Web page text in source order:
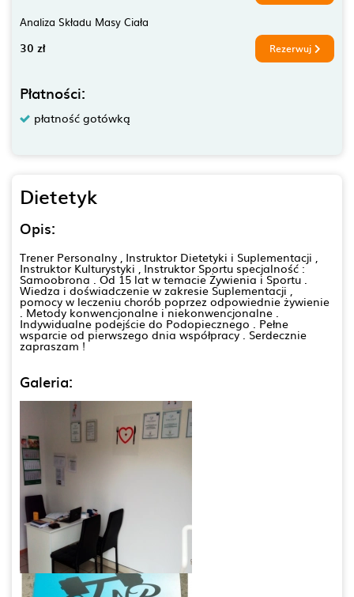
Analiza Składu Masy Ciała
30 zł Rezerwuj
Płatności:
płatność gotówką
Dietetyk
Opis:
Trener Personalny , Instruktor Dietetyki i Suplementacji ,
Instruktor Kulturystyki , Instruktor Sportu specjalność :
Samoobrona . Od 15 lat w temacie Żywienia i Sportu .
Wiedza i doświadczenie w zakresie Suplementacji ,
pomocy w leczeniu chorób poprzez odpowiednie żywienie
. Metody konwencjonalne i niekonwencjonalne .
Indywidualne podejście do Podopiecznego . Pełne
wsparcie od pierwszego dnia współpracy . Serdecznie
zapraszam !
Galeria: